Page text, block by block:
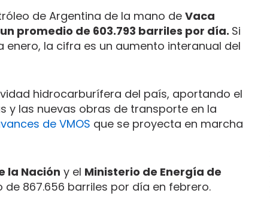
de Argentina de la mano deVaca
promedio de 603.793 barriles por día. Si
enero, la cifra es un aumento interanual del
hidrocarburífera del país, aportando el
y las nuevas obras de transporte en la
de VMOS que se proyecta en marcha
la Nación y el Ministerio de Energía de
867.656 barriles por día en febrero.